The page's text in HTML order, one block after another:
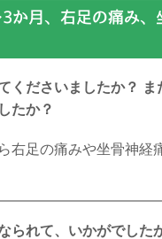
3か月、右足の痛み、
くださいましたか？ ま
たか？
右足の痛みや坐骨神経
られて、いかがでした